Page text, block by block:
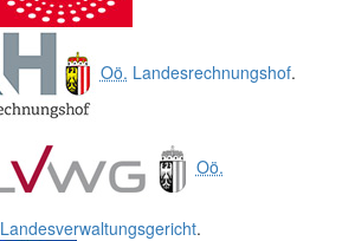
Oö. Landesrechnungshof.
Oö.
Landesverwaltungsgericht.